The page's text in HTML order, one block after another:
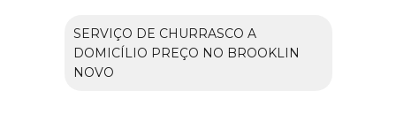
SERVIÇO DE CHURRASCO A
DOMICÍLIO PREÇO NO BROOKLIN
NOVO